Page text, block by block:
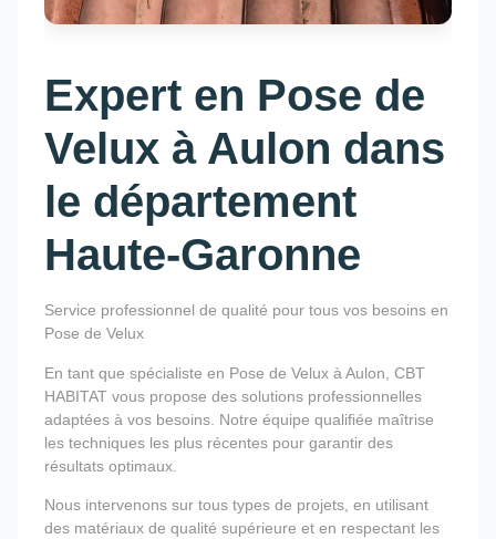
Expert en Pose de
Velux à Aulon dans
le département
Haute-Garonne
Service professionnel de qualité pour tous vos besoins en
Pose de Velux
En tant que spécialiste en Pose de Velux à Aulon, CBT
HABITAT vous propose des solutions professionnelles
adaptées à vos besoins. Notre équipe qualifiée maîtrise
les techniques les plus récentes pour garantir des
résultats optimaux.
Nous intervenons sur tous types de projets, en utilisant
des matériaux de qualité supérieure et en respectant les